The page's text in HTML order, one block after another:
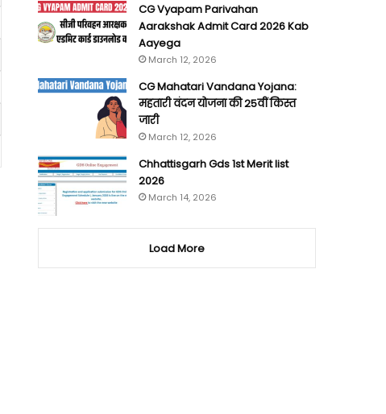
CG Vyapam Parivahan
Aarakshak Admit Card 2026 Kab
Aayega
March 12, 2026
CG Mahatari Vandana Yojana:
महतारी वंदन योजना की 25वीं किस्त
जारी
March 12, 2026
Chhattisgarh Gds 1st Merit list
2026
March 14, 2026
Load More